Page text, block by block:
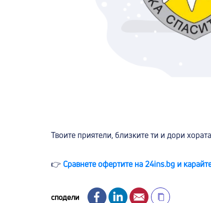
Твоите приятели, близките ти и дори
👉 Сравнете офертите на 24ins.bg и
сподели FacebookLinkedIn Email